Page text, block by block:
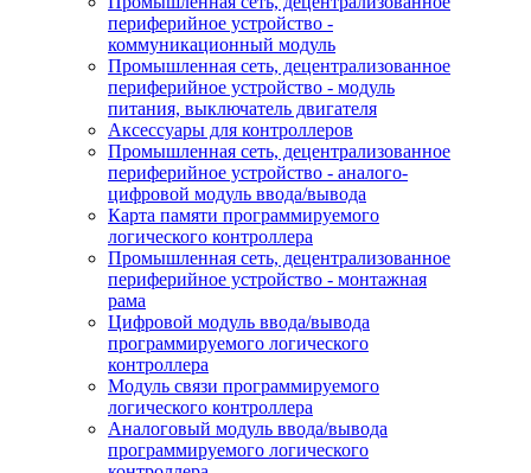
периферийное устройство -
коммуникационный модуль
Промышленная сеть, децентрализованное
периферийное устройство - модуль
питания, выключатель двигателя
Аксессуары для контроллеров
Промышленная сеть, децентрализованное
периферийное устройство - аналого-
цифровой модуль ввода/вывода
Карта памяти программируемого
логического контроллера
Промышленная сеть, децентрализованное
периферийное устройство - монтажная
рама
Цифровой модуль ввода/вывода
программируемого логического
контроллера
Модуль связи программируемого
логического контроллера
Аналоговый модуль ввода/вывода
программируемого логического